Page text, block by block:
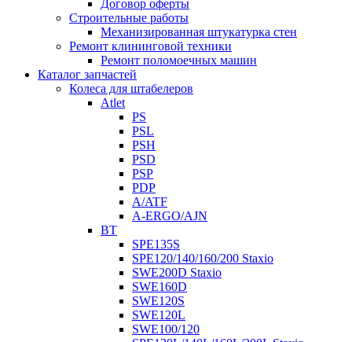
Договор оферты
Строительные работы
Механизированная штукатурка стен
Ремонт клининговой техники
Ремонт поломоечных машин
Каталог запчастей
Колеса для штабелеров
Atlet
PS
PSL
PSH
PSD
PSP
PDP
A/ATF
A-ERGO/AJN
BT
SPE135S
SPE120/140/160/200 Staxio
SWE200D Staxio
SWE160D
SWE120S
SWE120L
SWE100/120